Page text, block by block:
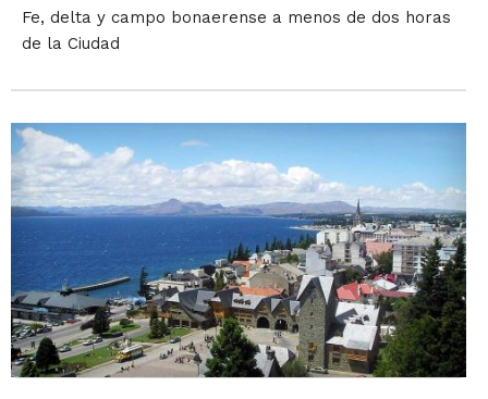
Fe, delta y campo bonaerense a menos de dos horas
de la Ciudad